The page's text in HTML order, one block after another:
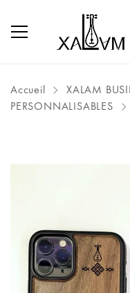
Accueil XALAM
PERSONNALISABLES